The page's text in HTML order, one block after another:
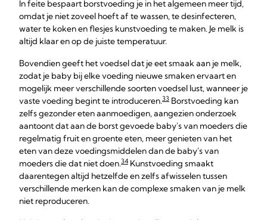
In feite bespaart borstvoeding je in het algemeen meer tijd,
omdat je niet zoveel hoeft af te wassen, te desinfecteren,
water te koken en flesjes kunstvoeding te maken. Je melk is
altijd klaar en op de juiste temperatuur.
Bovendien geeft het voedsel dat je eet smaak aan je melk,
zodat je baby bij elke voeding nieuwe smaken ervaart en
mogelijk meer verschillende soorten voedsel lust, wanneer je
vaste voeding begint te introduceren.33 Borstvoeding kan
zelfs gezonder eten aanmoedigen, aangezien onderzoek
aantoont dat aan de borst gevoede baby's van moeders die
regelmatig fruit en groente eten, meer genieten van het
eten van deze voedingsmiddelen dan de baby's van
moeders die dat niet doen.34 Kunstvoeding smaakt
daarentegen altijd hetzelfde en zelfs afwisselen tussen
verschillende merken kan de complexe smaken van je melk
niet reproduceren.